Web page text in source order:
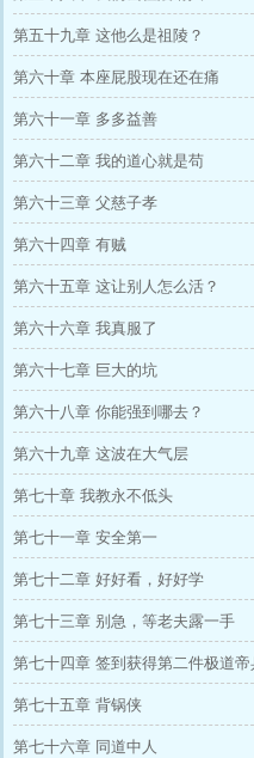
第五十九章 这他么是祖陵？
第六十章 本座屁股现在还在痛
第六十一章 多多益善
第六十二章 我的道心就是苟
第六十三章 父慈子孝
第六十四章 有贼
第六十五章 这让别人怎么活？
第六十六章 我真服了
第六十七章 巨大的坑
第六十八章 你能强到哪去？
第六十九章 这波在大气层
第七十章 我教永不低头
第七十一章 安全第一
第七十二章 好好看，好好学
第七十三章 别急，等老夫露一手
第七十四章 签到获得第二件极道帝
第七十五章 背锅侠
第七十六章 同道中人